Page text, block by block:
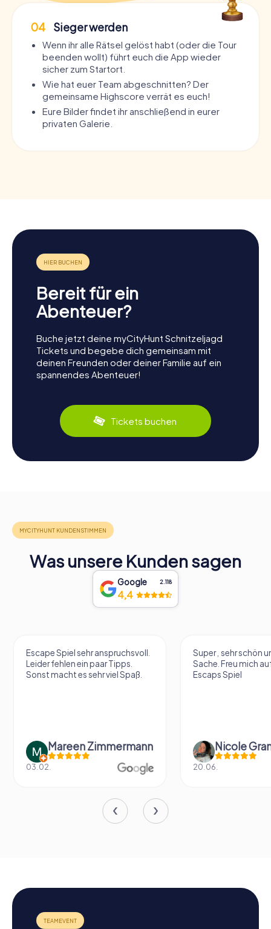
04 Sieger werden
Wenn ihr alle Rätsel gelöst habt (oder die Tour
beenden wollt) führt euch die App wieder
sicher zum Startort.
Wie hat euer Team abgeschnitten? Der
gemeinsame Highscore verrät es euch!
Eure Bilder findet ihr anschließend in eurer
privaten Galerie.
Bereit für ein
Abenteuer?
Buche jetzt deine myCityHunt Schnitzeljagd
Tickets und begebe dich gemeinsam mit
deinen Freunden oder deiner Familie auf ein
spannendes Abenteuer!
Tickets buchen
Was unsere Kunden sagen
Google 2.118
4,4
Escape Spiel sehr anspruchsvoll.
Leider fehlen ein paar Tipps.
Sonst macht es sehr viel Spaß.
Mareen Zimmermann
03.02.
Super , sehr schön
Sache. Freu mich
Escaps Spiel
Nicole
20.06.